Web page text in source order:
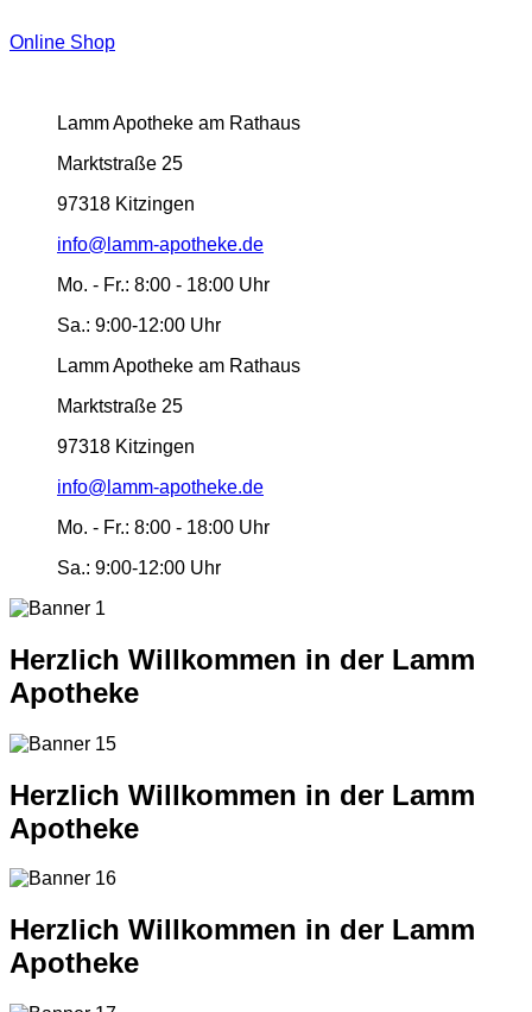
Online Shop
Lamm Apotheke am Rathaus
Marktstraße 25
97318 Kitzingen
info@lamm-apotheke.de
Mo. - Fr.: 8:00 - 18:00 Uhr
Sa.: 9:00-12:00 Uhr
Lamm Apotheke am Rathaus
Marktstraße 25
97318 Kitzingen
info@lamm-apotheke.de
Mo. - Fr.: 8:00 - 18:00 Uhr
Sa.: 9:00-12:00 Uhr
Herzlich Willkommen in der Lamm
Apotheke
Herzlich Willkommen in der Lamm
Apotheke
Herzlich Willkommen in der Lamm
Apotheke